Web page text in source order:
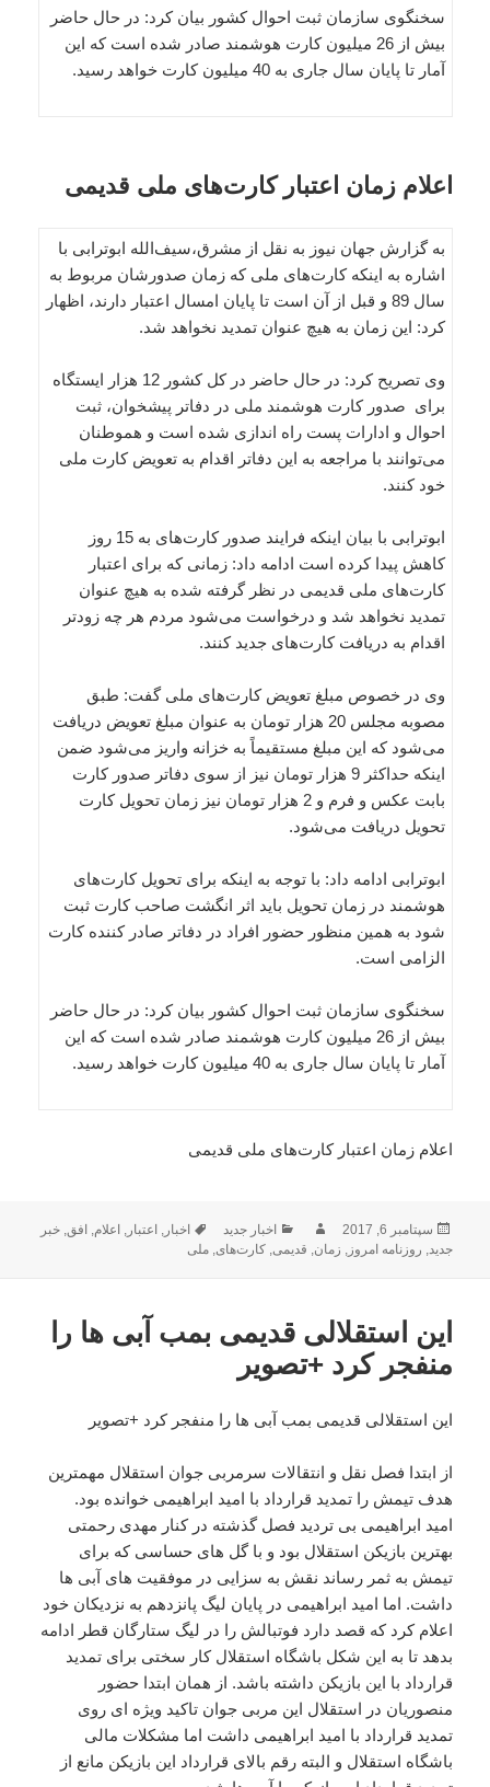
سخنگوی سازمان ثبت احوال کشور بیان کرد: در حال حاضر
بیش از 26 میلیون کارت هوشمند صادر شده است که این
آمار تا پایان سال جاری به 40 میلیون کارت خواهد رسید.
اعلام زمان اعتبار کارت‌های ملی قدیمی
به گزارش جهان نیوز به نقل از مشرق،سیف‌الله ابوترابی با
اشاره به اینکه کارت‌های ملی که زمان صدورشان مربوط به
سال 89 و قبل از آن است تا پایان امسال اعتبار دارند، اظهار
کرد: این زمان به هیچ عنوان تمدید نخواهد شد.
وی تصریح کرد: در حال حاضر در کل کشور 12 هزار ایستگاه
برای صدور کارت هوشمند ملی در دفاتر پیشخوان، ثبت
احوال و ادارات پست راه اندازی شده است و هموطنان
می‌توانند با مراجعه به این دفاتر اقدام به تعویض کارت ملی
خود کنند.
ابوترابی با بیان اینکه فرایند صدور کارت‌های به 15 روز
کاهش پیدا کرده است ادامه داد: زمانی که برای اعتبار
کارت‌های ملی قدیمی در نظر گرفته شده به هیچ عنوان
تمدید نخواهد شد و درخواست می‌شود مردم هر چه زودتر
اقدام به دریافت کارت‌های جدید کنند.
وی در خصوص مبلغ تعویض کارت‌های ملی گفت: طبق
مصوبه مجلس 20 هزار تومان به عنوان مبلغ تعویض دریافت
می‌شود که این مبلغ مستقیماً به خزانه واریز می‌شود ضمن
اینکه حداکثر 9 هزار تومان نیز از سوی دفاتر صدور کارت
بابت عکس و فرم‌ و 2 هزار تومان نیز زمان تحویل کارت
تحویل دریافت می‌شود.
ابوترابی ادامه داد: با توجه به اینکه برای تحویل کارت‌های
هوشمند در زمان تحویل باید اثر انگشت صاحب کارت ثبت
شود به همین منظور حضور افراد در دفاتر صادر کننده کارت
الزامی است.
سخنگوی سازمان ثبت احوال کشور بیان کرد: در حال حاضر
بیش از 26 میلیون کارت هوشمند صادر شده است که این
آمار تا پایان سال جاری به 40 میلیون کارت خواهد رسید.
اعلام زمان اعتبار کارت‌های ملی قدیمی
ارسال
شده
سپتامبر 6, 2017 نویسندهدسته‌ها
اخبار جدید برچسب‌ها
اخبار, اعتبار, اعلام, افق,خبر
جدید, روزنامه امروز, زمان, قدیمی,کارت‌های,ملی
این استقلالی قدیمی بمب آبی ها را
منفجر کرد +تصویر
این استقلالی قدیمی بمب آبی ها را منفجر کرد +تصویر
از ابتدا فصل نقل و انتقالات سرمربی جوان استقلال مهمترین
هدف تیمش را تمدید قرارداد با امید ابراهیمی خوانده بود.
امید ابراهیمی بی تردید فصل گذشته در کنار مهدی رحمتی
بهترین بازیکن استقلال بود و با گل های حساسی که برای
تیمش به ثمر رساند نقش به سزایی در موفقیت های آبی ها
داشت. اما امید ابراهیمی در پایان لیگ پانزدهم به نزدیکان خود
اعلام کرد که قصد دارد فوتبالش را در لیگ ستارگان قطر ادامه
بدهد تا به این شکل باشگاه استقلال کار سختی برای تمدید
قرارداد با این بازیکن داشته باشد. از همان ابتدا حضور
منصوریان در استقلال این مربی جوان تاکید ویژه ای روی
تمدید قرارداد با امید ابراهیمی داشت اما مشکلات مالی
باشگاه استقلال و البته رقم بالای قرارداد این بازیکن مانع از